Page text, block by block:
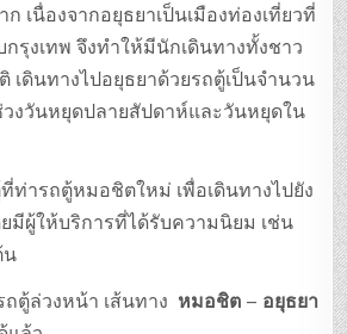
เนื่องจากอยุธยาเป็นเมืองท่องเที่ยวที่
รุงเทพ จึงทำให้มีนักเดินทางทั้งชาว
เดินทางไปอยุธยาด้วยรถตู้เป็นจำนวน
วงวันหยุดปลายสัปดาห์และวันหยุดใน
ารถตู้หมอชิตใหม่ เพื่อเดินทางไปยัง
มีผู้ให้บริการที่ได้รับความนิยม เช่น
น
ตู้ล่วงหน้า เส้นทาง หมอชิต – อยุธยา